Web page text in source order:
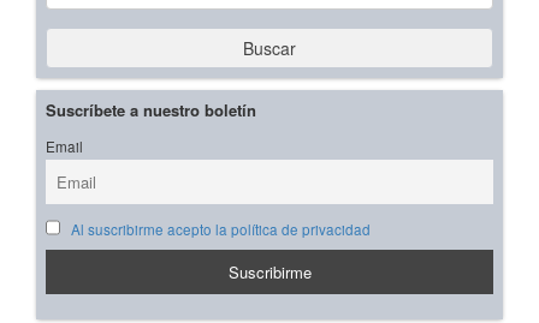
Buscar
Suscríbete a nuestro boletín
Email
Al suscribirme acepto la política de privacidad